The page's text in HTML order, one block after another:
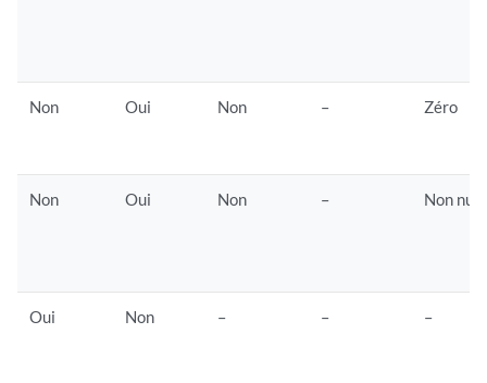
Non Oui Non – Zéro
Non Oui Non – Non nul
Oui Non – – –